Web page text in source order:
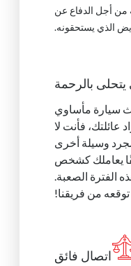
أجل الدفاع عن
الذي يستحقونه.
بالرحمة
سيارة مأساوي
عائلتك، فأنت لا
وسيلة أخرى
يعاملك كشخص
الفترة الصعبة.
من فريقنا!
اتصال فائق